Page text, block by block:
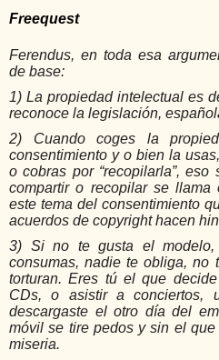
Freequest
Ferendus, en toda esa
de base:
1) La propiedad intelectual es
reconoce la legislación,
2) Cuando coges la
consentimiento y o bien la
o cobras por “recopilarla”,
compartir o recopilar se llama
este tema del consentimiento
acuerdos de copyright hacen
3) Si no te gusta el
consumas, nadie te obliga, no
torturan. Eres tú el que
CDs, o asistir a conciertos,
descargaste el otro día del
móvil se tire pedos y sin el
miseria.